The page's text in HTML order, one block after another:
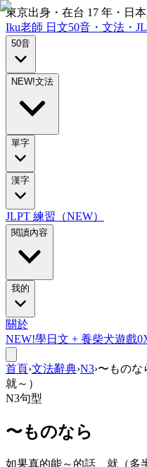
東京出身・在台 17 年・日
Iku老師 日文50音・文法・
50音
NEW!文法
單字
漢字
JLPT 練習（NEW）
閱讀內容
我的
關於
NEW!學日文 + 養柴犬遊戲0
首頁›文法辭典›N3›〜ものな
就～）
N3句型
〜ものなら
如果真的能～的話、就（多